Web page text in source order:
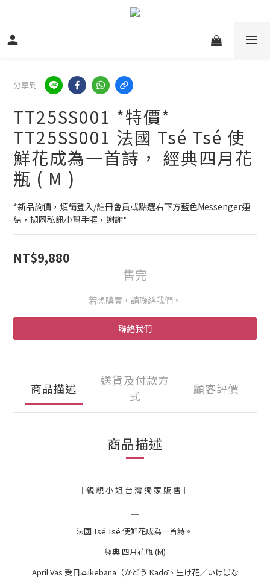
分享到
TT25SS001 *特價*
TT25SS001 法國 Tsé Tsé 使
鮮花成為一首詩， 經典四月花
瓶 ( M )
*新品詢價，煩請登入/註冊會員或點選右下方藍色Messenger連
結，擷圖私訊小幫手喔，謝謝*
NT$9,880
售完
若想購買，請聯絡我們。
聯絡我們
商品描述
送貨及付款方
式
顧客評價
商品描述
｜親 親 小 姐 台 灣 獨 家 販 售｜
法國Tsé Tsé 使鮮花成為一首詩。
經典 四月花瓶 (M)
April Vas 受日本ikebana（かどう Kadō、生け花／いけばな